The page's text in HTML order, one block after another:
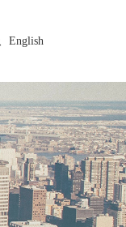
English